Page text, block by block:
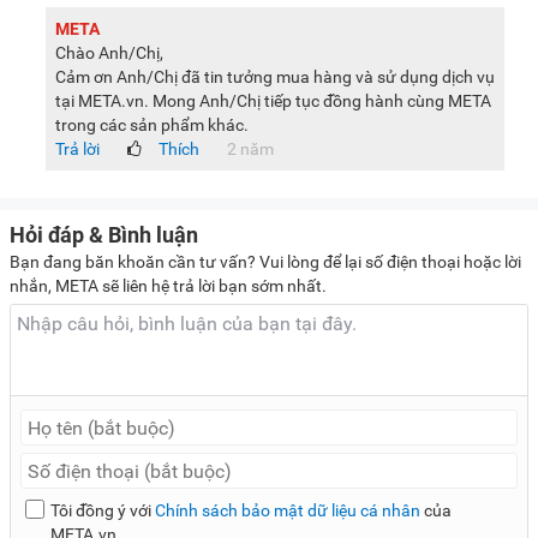
Bảng điều khiển song ngữ Anh - Việt tiện ích
Bảng điều khiển của máy giặt được thiết kế dạng song ngữ
Anh - Việt với các nút nhấn được chú thích rõ ràng để người
Bên cạnh đó, bảng điều khiển còn kết hợp màn hình LED
hiện đại để hiển thị các thông số giặt giũ chi tiết, cho người
dùng sử dụng thuận tiện nhất.
Kiểu dáng đơn giản, hiện đại
Chiếc máy giặt này sở hữu thiết kế đơn giản nhưng không
kém phần sang trọng với kích thước các chiều là 96cm x
55cm x 56.5cm (Cao x Rộng x Sâu) để người dùng kê đặt tại
nhiều vị trí mà không lo vướng víu, tốn diện tích.
META
Chào Anh/Chị,
Cảm ơn Anh/Chị đã tin tưởng mua hàng và sử dụng dịch vụ
tại META.vn. Mong Anh/Chị tiếp tục đồng hành cùng META
trong các sản phẩm khác.
Trả lời
Thích 2 năm
Hỏi đáp & Bình luận
Bạn đang băn khoăn cần tư vấn? Vui lòng để lại số điện thoại hoặc lời
nhắn, META sẽ liên hệ trả lời bạn sớm nhất.
Tôi đồng ý vớiChính sách bảo mật dữ liệu cá nhân của